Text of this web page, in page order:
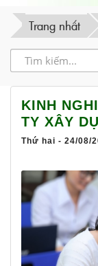
Trang nhất
KINH
TY XÂY
Thứ hai - 24/08/